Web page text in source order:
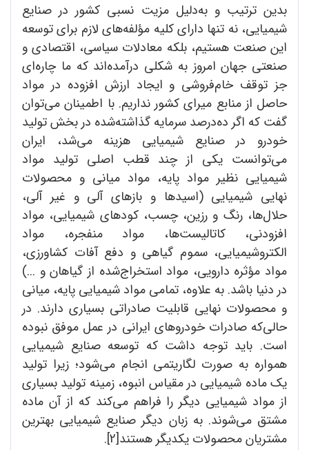
بدین ترتیب و به‌دلیل مزیت نسبی کشور در صنایع
شیمیایی، نه تنها دارای کلیه مؤلفه‌های لازم برای توسعه
این صنعت هستیم، بلکه معادلات سیاسی، اقتصادی و
صنعتی جهان امروز به شکلی درآمده‌اند که ما چاره‌ای
جز توقف خام‌فروشی و ایجاد ارزش افزوده در مواد
حاصل از منابع میرای کشور نداریم. با اطمینان می‌توان
گفت که اگر ده‌درصد سرمایه گذاشته‌شده در بخش تولید
خودرو در صنایع شیمیایی هزینه می‌شد، ایران
می‌توانست یکی از چند قطب اصلی تولید مواد
شیمیایی نظیر مواد پایه، مواد میانی و محصولات
نهایی شیمیایی (اسیدها و بازهای آلی و غیر آلی،
حلال‌ها، رنگ و رزین، چسب، کودهای شیمیایی، مواد
افزودنی، کاتالیست‌ها، مواد منفجره، مواد
الکتروشیمیایی، سموم گیاهی و دفع آفات کشاورزی،
مواد مؤثره دارویی، مواد استخراج‌شده از گیاهان و ...)
در دنیا باشد. به علاوه، تمامی مواد شیمیایی پایه، میانی
و محصولات نهایی قابلیت صادراتی بسیاری دارند. در
حالی‌که صادرات خودروهای ایرانی در عمل موفق نبوده
است. باید توجه داشت که توسعه صنایع شیمیایی
همواره به صورت لگاریتمی انجام می‌شود؛ زیرا تولید
یک ماده شیمیایی در مقیاس انبوه، زمینه تولید بسیاری
از مواد شیمیایی دیگر را فراهم می‌کند که از آن ماده
مشتق می‌شوند. به زبان دیگر صنایع شیمیایی بهترین
مشتریان محصولات یکدیگر هستند[2].